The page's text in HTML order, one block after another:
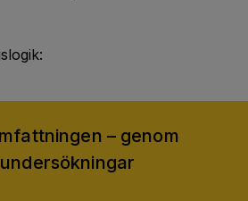
– genom